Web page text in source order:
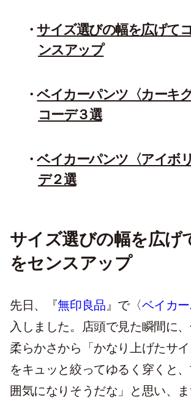
サイズ選びの幅を広げて
ンスアップ
ベイカーパンツ〈カーキグ
コーデ３選
ベイカーパンツ〈アイボ
デ２選
サイズ選びの幅を広げ
をセンスアップ
先日、『無印良品 』で〈ベイカ
入しました。店頭で見た瞬間に
柔らかさから「かなり上げたサ
をキュッと絞ってゆるく穿くと
囲気になりそうだな」と思い、